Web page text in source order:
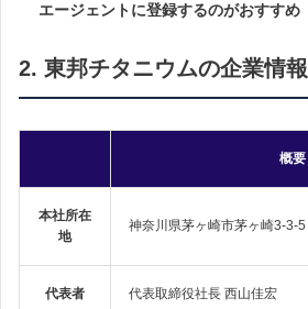
エージェントに登録するのがおすすめ
2. 東邦チタニウムの企業情報
概要
本社所在
地
神奈川県茅ヶ崎市茅ヶ崎3-3-5
代表者 代表取締役社長 西山佳宏